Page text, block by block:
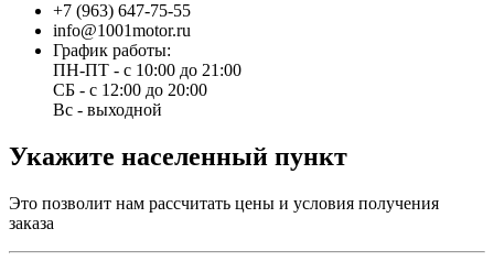
+7 (963) 647-75-55
info@1001motor.ru
График работы:
ПН-ПТ - с 10:00 до 21:00
СБ - с 12:00 до 20:00
Вс - выходной
Укажите населенный пункт
Это позволит нам рассчитать цены и условия получения
заказа